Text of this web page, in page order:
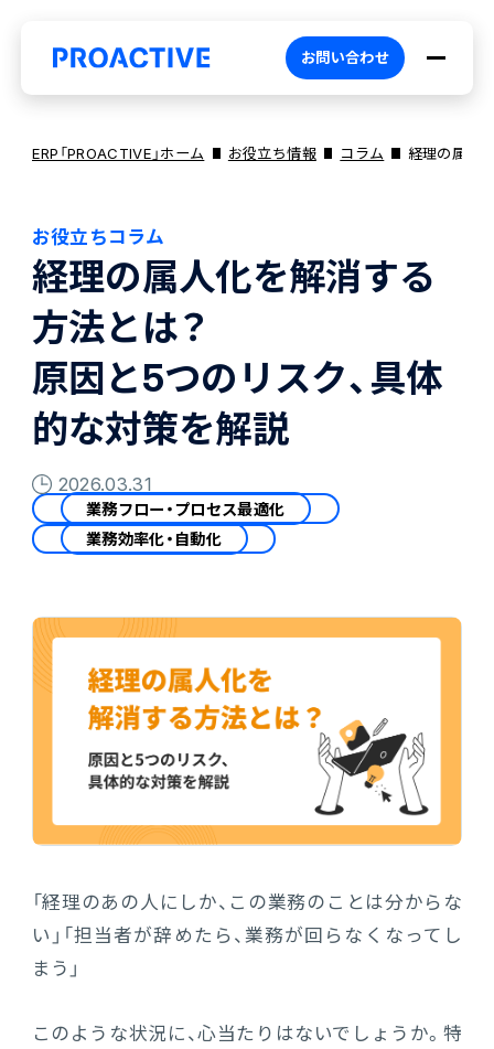
PROACTIVEとは
特長・選ばれる理由
ブランドコア
PROACTIVE AI
プロダクト
機能
会計
財務会計
債権管理
債務管理
手形管理
リース資産管理
CO₂排出量算定
オファリング
業務特化型オファリング
人事・給与 PROACTIVE People
販売管理 PROACTIVE Sales
生産管理 PROACTIVE Production
業界特化型オファリング
卸売・商社 PROACTIVE Wholesale & Trade
素材・素材加工
電機・機械 PROACTIVE Electrical Machinery
お役立ち情報
よくあるご質問
コラム
特集記事
製品関連動画
お問い合わせ
ERP「PROACTIVE」ホーム お役立ち情報 コラム 経理の属人
お役立ちコラム
経理の属人化を解消する
方法とは？
原因と5つのリスク、具体
的な対策を解説
2026.03.31
業務フロー・プロセス最適化
業務効率化・自動化
「経理のあの人にしか、この業務のことは分からな
い」「担当者が辞めたら、業務が回らなくなってし
まう」
このような状況に、心当たりはないでしょうか。特